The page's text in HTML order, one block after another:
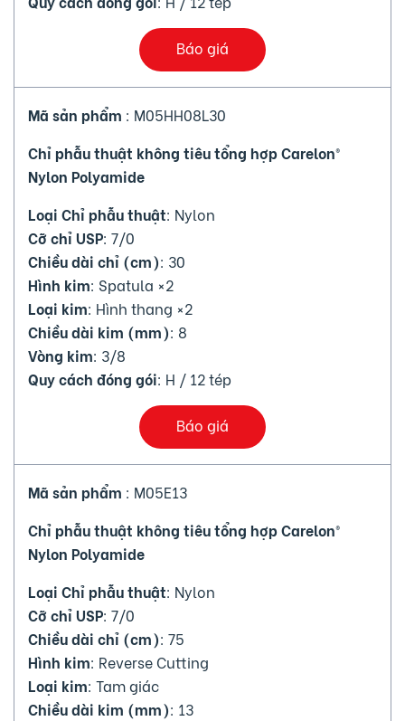
Báo giá
Mã sản phẩm : M05HH08L30
Chỉ phẫu thuật không tiêu tổng hợp Carelon®
Nylon Polyamide
Loại Chỉ phẫu thuật: Nylon
Cỡ chỉ USP: 7/0
Chiều dài chỉ (cm): 30
Hình kim: Spatula ×2
Loại kim: Hình thang ×2
Chiều dài kim (mm): 8
Vòng kim: 3/8
Quy cách đóng gói: H / 12 tép
Báo giá
Mã sản phẩm : M05E13
Chỉ phẫu thuật không tiêu tổng hợp Carelon®
Nylon Polyamide
Loại Chỉ phẫu thuật: Nylon
Cỡ chỉ USP: 7/0
Chiều dài chỉ (cm): 75
Hình kim: Reverse Cutting
Loại kim: Tam giác
Chiều dài kim (mm): 13